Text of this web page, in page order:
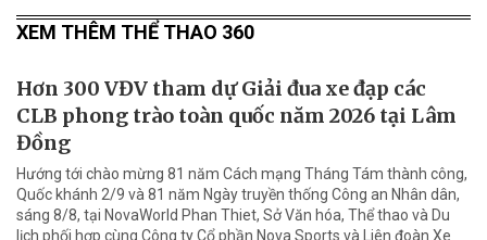
XEM THÊM THỂ THAO 360
Hơn 300 VĐV tham dự Giải đua xe đạp các
CLB phong trào toàn quốc năm 2026 tại Lâm
Đồng
Hướng tới chào mừng 81 năm Cách mạng Tháng Tám thành công,
Quốc khánh 2/9 và 81 năm Ngày truyền thống Công an Nhân dân,
sáng 8/8, tại NovaWorld Phan Thiet, Sở Văn hóa, Thể thao và Du
lịch phối hợp cùng Công ty Cổ phần Nova Sports và Liên đoàn Xe